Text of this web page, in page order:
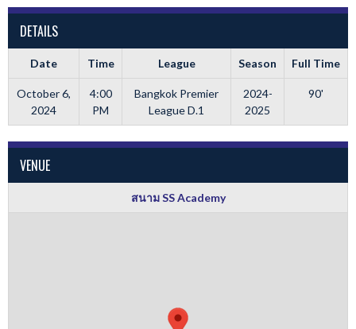
DETAILS
Date Time League Season Full Time
October 6,
2024
4:00
PM
Bangkok Premier
League D.1
2024-
2025
90'
VENUE
สนาม SS Academy